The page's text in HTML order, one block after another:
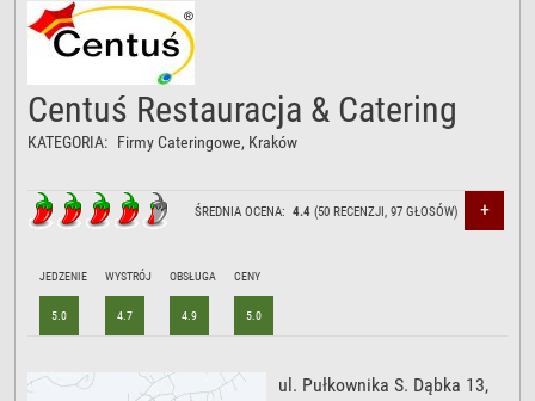
Centuś Restauracja & Catering
KATEGORIA: Firmy Cateringowe, Kraków
ŚREDNIA OCENA:4.4 (50 RECENZJI,97 GŁOSÓW) +
JEDZENIE
5.0
WYSTRÓJ
4.7
OBSŁUGA
4.9
CENY
5.0
ul. Pułkownika S. Dąbka 13,